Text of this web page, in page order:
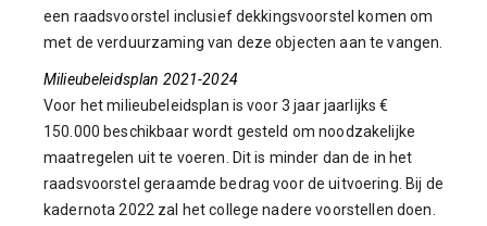
een raadsvoorstel inclusief dekkingsvoorstel komen om
met de verduurzaming van deze objecten aan te vangen.
Milieubeleidsplan 2021-2024
Voor het milieubeleidsplan is voor 3 jaar jaarlijks €
150.000 beschikbaar wordt gesteld om noodzakelijke
maatregelen uit te voeren. Dit is minder dan de in het
raadsvoorstel geraamde bedrag voor de uitvoering. Bij de
kadernota 2022 zal het college nadere voorstellen doen.